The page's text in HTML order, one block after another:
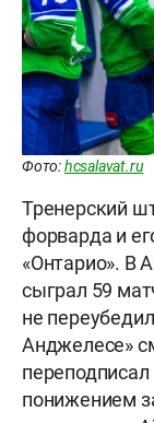
Фото:hcsalavat.ru
Тренерский
форварда и
«Онтарио». В
сыграл 59
не
Анджелесе»
переподписал
понижением